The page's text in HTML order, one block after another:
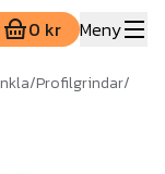
0 kr Meny
/Profilgrindar/